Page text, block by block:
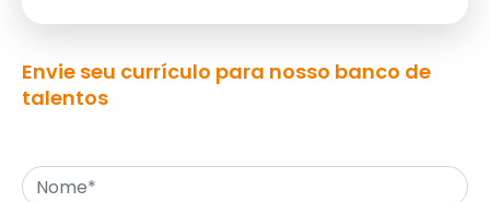
Envie seu currículo para nosso banco de
talentos